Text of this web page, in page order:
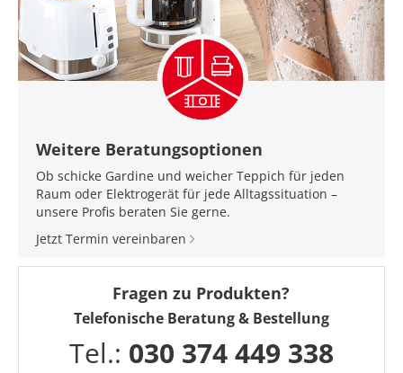
Weitere Beratungsoptionen
Ob schicke Gardine und weicher Teppich für jeden
Raum oder Elektrogerät für jede Alltagssituation –
unsere Profis beraten Sie gerne.
Jetzt Termin vereinbaren
Fragen zu Produkten?
Telefonische Beratung & Bestellung
Tel.: 030 374 449 338